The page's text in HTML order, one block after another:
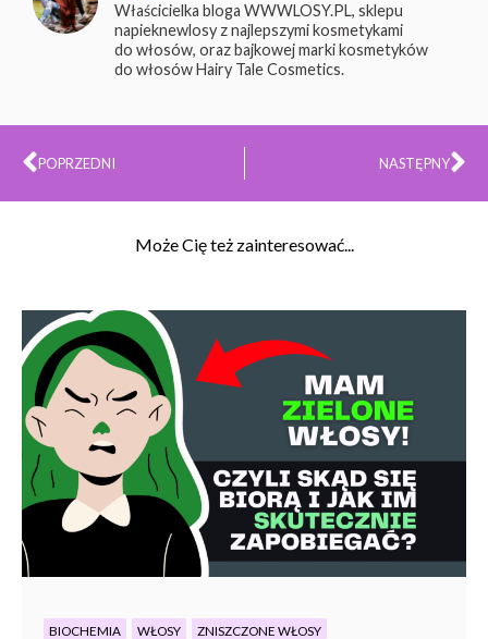
Właścicielka bloga WWWLOSY.PL, sklepu
napieknewlosy z najlepszymi kosmetykami
do włosów, oraz bajkowej marki kosmetyków
do włosów Hairy Tale Cosmetics.
Prev
POPRZEDNI NASTĘPNY
Może Cię też zainteresować...
BIOCHEMIA WŁOSY ZNISZCZONE WŁOSY